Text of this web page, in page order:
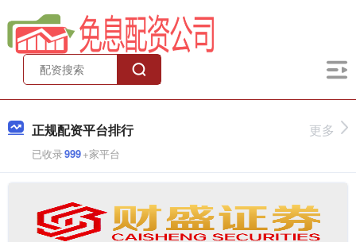
正规配资平台排行
已收录999+家平台
更多